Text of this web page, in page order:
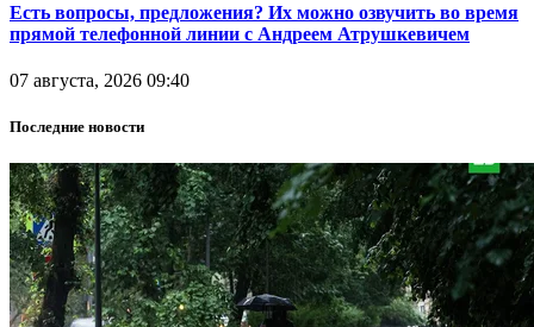
Есть вопросы, предложения? Их можно озвучить во время
прямой телефонной линии с Андреем Атрушкевичем
07 августа, 2026 09:40
Последние новости